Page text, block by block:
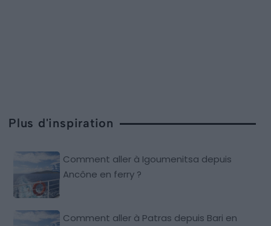
Plus d'inspiration
Comment aller à Igoumenitsa depuis
Ancône en ferry ?
Comment aller à Patras depuis Bari en